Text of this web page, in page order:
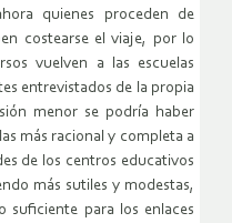
quienes proceden de
costearse el viaje, por lo
vuelven a las escuelas
entrevistados de la propia
menor se podría haber
más racional y completa a
de los centros educativos
más sutiles y modestas,
suficiente para los enlaces